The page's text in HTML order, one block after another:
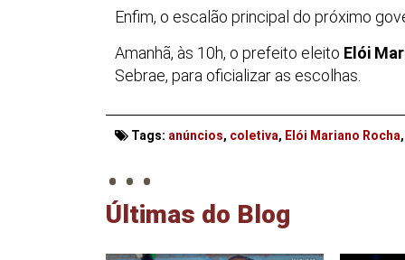
Enfim, o escalão principal do próximo
Amanhã, às 10h, o prefeito eleito Elói
Sebrae, para oficializar as escolhas.
Tags: anúncios, coletiva, Elói Mariano Rocha,
. . .
Últimas do Blog